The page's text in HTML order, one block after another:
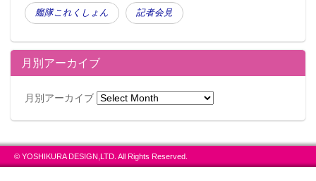
艦隊これくしょん 記者会見
月別アーカイブ
月別アーカイブ
© YOSHIKURA DESIGN,LTD. All Rights Reserved.